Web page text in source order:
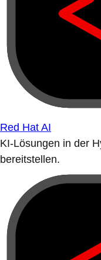
Red Hat AI
KI-Lösungen in der
bereitstellen.